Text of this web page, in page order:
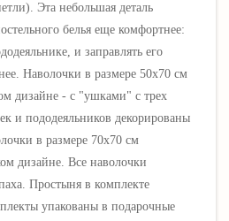
Эта небольшая деталь
белья еще комфортнее:
и заправлять его
Наволочки в размере 50х70 см
дизайне - с "ушками" с трех
и пододеяльников декорированы
в размере 70х70 см
дизайне. Все наволочки
Простыня в комплекте
упакованы в подарочные